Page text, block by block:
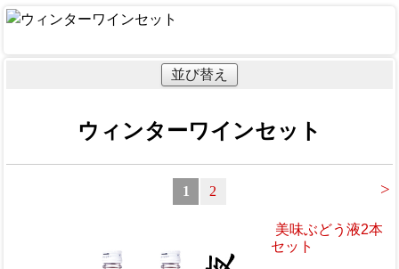
並び替え
ウィンターワインセット
>
1 2
美味ぶどう液2本
セット